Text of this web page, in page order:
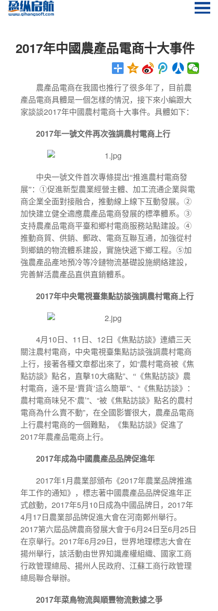
2017年中國農產品電商十大事件
農產品電商在我國也推行了很多年了，目前農
產品電商具體是一個怎樣的情況，接下來小編跟大
家談談2017年中國農村電商十大事件。具體如下：
2017年一號文件再次強調農村電商上行
中央一號文件首次專條提出“推進農村電商發
展”：①促進新型農業經營主體、加工流通企業與電
商企業全面對接融合，推動線上線下互動發展。②
加快建立健全適應農產品電商發展的標準體系。③
支持農產品電商平臺和鄉村電商服務站點建設。④
推動商貿、供銷、郵政、電商互聯互通，加強從村
到鄉鎮的物流體系建設，實施快遞下鄉工程。⑤加
強農產品產地預冷等冷鏈物流基礎設施網絡建設，
完善鮮活農產品直供直銷體系。
2017年中央電視臺集點訪談強調農村電商上行
4月 10 日、 11 日、 12 日《焦點訪談》連續三天
關注農村電商，中央電視臺集點訪談強調農村電商
上行，接著各種文章都出來了，如“農村電商被《焦
點訪談》點名，直擊10大痛點”、“《焦點訪談》農
村電商，遠不是‘賣貨’這么簡單”、“ 《焦點訪談》：
農村電商味兒不‘農’”、“被《焦點訪談》點名的農村
電商為什么賣不動”，在全國影響很大，農產品電商
上行農村電商的一個難點，《集點訪談》促進了
2017年農產品電商上行。
2017年成為中國農產品品牌促進年
2017年1 月農業部頒布《2017年農業品牌推進
年工作的通知》，標志著中國農產品品牌促進年正
式啟動，2017年5月 10 日成為中國品牌日，2017年
4月 17 日農業部品牌促進大會在河南鄭州舉行。
2017第六屆品牌農商發展大會于6月24 日至6月25 日
在京舉行。2017年6月29 日，世界地理標志大會在
揚州舉行，該活動由世界知識產權組織、國家工商
行政管理總局、揚州人民政府、江蘇工商行政管理
總局聯合舉辦。
2017年菜鳥物流與順豐物流數據之爭